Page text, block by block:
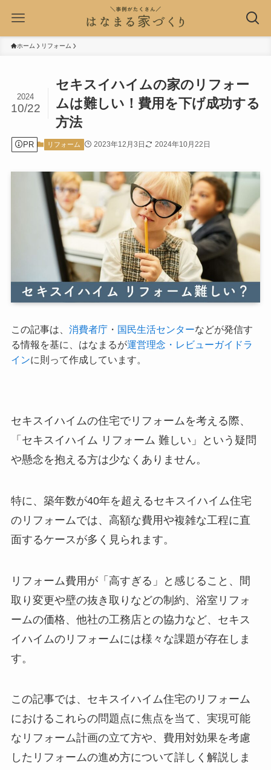
ホーム リフォーム
セキスイハイムの家のリフォー
ムは難しい！費用を下げ成功する
方法
2024
10/22
PR リフォーム 2023年12月3日 2024年10月22日
この記事は、 消費者庁・ 国民生活センターなどが発信す
る情報を基に、はなまるが運営理念・レビューガイドラ
インに則って作成しています。
セキスイハイムの住宅でリフォームを考える際、
「セキスイハイム リフォーム 難しい」という疑問
や懸念を抱える方は少なくありません。
特に、築年数が40年を超えるセキスイハイム住宅
のリフォームでは、高額な費用や複雑な工程に直
面するケースが多く見られます。
リフォーム費用が「高すぎる」と感じること、間
取り変更や壁の抜き取りなどの制約、浴室リフォ
ームの価格、他社の工務店との協力など、セキス
イハイムのリフォームには様々な課題が存在しま
す。
この記事では、セキスイハイム住宅のリフォーム
におけるこれらの問題点に焦点を当て、実現可能
なリフォーム計画の立て方や、費用対効果を考慮
したリフォームの進め方について詳しく解説しま